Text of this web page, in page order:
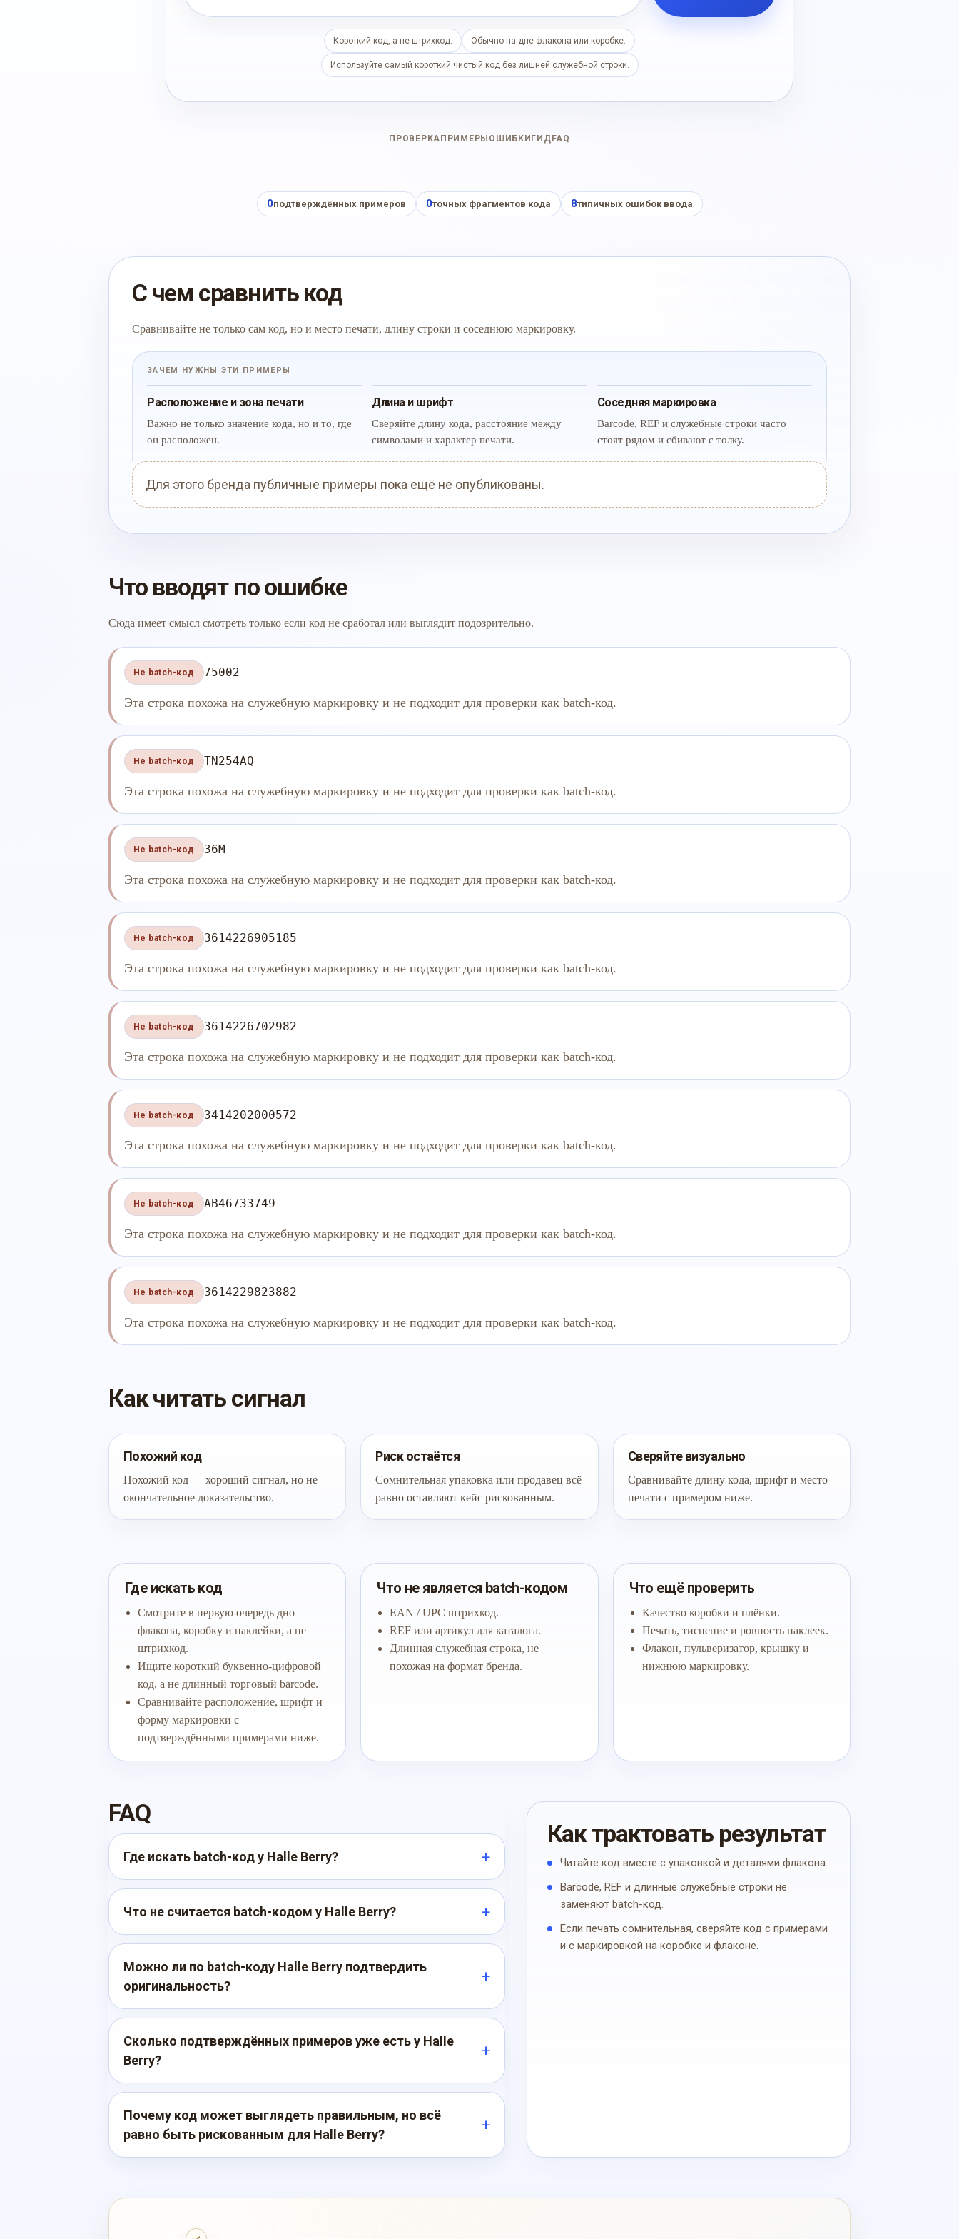
Короткий код, а не штрихкод. Обычно на дне флакона или коробке.
Используйте самый короткий чистый код без лишней служебной строки.
ПРОВЕРКА ПРИМЕРЫ ОШИБКИ ГИД FAQ
0подтверждённых примеров 0точных фрагментов кода 8типичных ошибок ввода
С чем сравнить код
Сравнивайте не только сам код, но и место печати, длину строки и соседнюю маркировку.
ЗАЧЕМ НУЖНЫ ЭТИ ПРИМЕРЫ
Расположение и зона печати
Важно не только значение кода, но и то, где
он расположен.
Длина и шрифт
Сверяйте длину кода, расстояние между
символами и характер печати.
Соседняя маркировка
Barcode, REF и служебные строки часто
стоят рядом и сбивают с толку.
Для этого бренда публичные примеры пока ещё не опубликованы.
Что вводят по ошибке
Сюда имеет смысл смотреть только если код не сработал или выглядит подозрительно.
Не batch-код 75002
Эта строка похожа на служебную маркировку и не подходит для проверки как batch-код.
Не batch-код TN254AQ
Эта строка похожа на служебную маркировку и не подходит для проверки как batch-код.
Не batch-код 36M
Эта строка похожа на служебную маркировку и не подходит для проверки как batch-код.
Не batch-код 3614226905185
Эта строка похожа на служебную маркировку и не подходит для проверки как batch-код.
Не batch-код 3614226702982
Эта строка похожа на служебную маркировку и не подходит для проверки как batch-код.
Не batch-код 3414202000572
Эта строка похожа на служебную маркировку и не подходит для проверки как batch-код.
Не batch-код AB46733749
Эта строка похожа на служебную маркировку и не подходит для проверки как batch-код.
Не batch-код 3614229823882
Эта строка похожа на служебную маркировку и не подходит для проверки как batch-код.
Как читать сигнал
Похожий код
Похожий код — хороший сигнал, но не
окончательное доказательство.
Риск остаётся
Сомнительная упаковка или продавец всё
равно оставляют кейс рискованным.
Сверяйте визуально
Сравнивайте длину кода, шрифт и место
печати с примером ниже.
Где искать код
Смотрите в первую очередь дно
флакона, коробку и наклейки, а не
штрихкод.
Ищите короткий буквенно-цифровой
код, а не длинный торговый barcode.
Сравнивайте расположение, шрифт и
форму маркировки с
подтверждёнными примерами ниже.
Что не является batch-кодом
EAN / UPC штрихкод.
REF или артикул для каталога.
Длинная служебная строка, не
похожая на формат бренда.
Что ещё проверить
Качество коробки и плёнки.
Печать, тиснение и ровность наклеек.
Флакон, пульверизатор, крышку и
нижнюю маркировку.
FAQ
Где искать batch-код у Halle Berry?
Что не считается batch-кодом у Halle Berry?
Можно ли по batch-коду Halle Berry подтвердить
оригинальность?
Сколько подтверждённых примеров уже есть у Halle
Berry?
Почему код может выглядеть правильным, но всё
равно быть рискованным для Halle Berry?
Как трактовать результат
Читайте код вместе с упаковкой и деталями флакона.
Barcode, REF и длинные служебные строки не
заменяют batch-код.
Если печать сомнительная, сверяйте код с примерами
и с маркировкой на коробке и флаконе.